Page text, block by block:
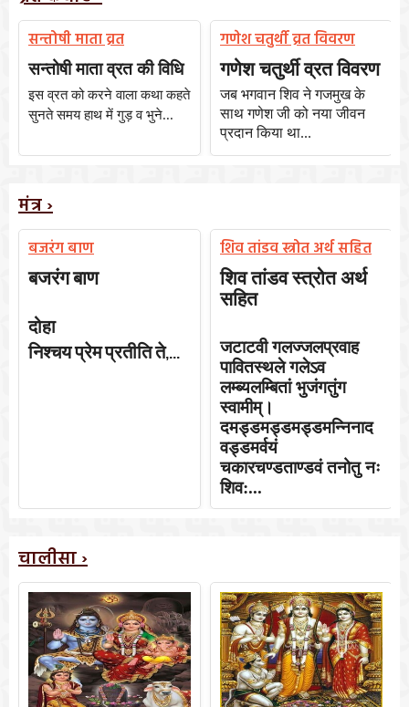
सन्तोषी माता व्रत
सन्तोषी माता व्रत की विधि
इस व्रत को करने वाला कथा कहते
सुनते समय हाथ में गुड़ व भुने...
गणेश चतुर्थी व्रत विवरण
गणेश चतुर्थी व्रत विवरण
जब भगवान शिव ने गजमुख के
साथ गणेश जी को नया जीवन
प्रदान किया था...
मंत्र ›
बजरंग बाण
बजरंगबाण
दोहा
निश्चयप्रेमप्रतीतिते,...
शिव तांडव स्त्रोत अर्थ सहित
शिव तांडव स्त्रोत अर्थ
सहित
जटाटवी गलज्जलप्रवाह
पावितस्थले गलेऽव
लम्ब्यलम्बितां भुजंगतुंग
स्वामीम्।
दमड्डमड्डमड्डमन्निनाद
वड्डमर्वयं
चकारचण्डताण्डवं तनोतु नः
शिव:...
चालीसा ›